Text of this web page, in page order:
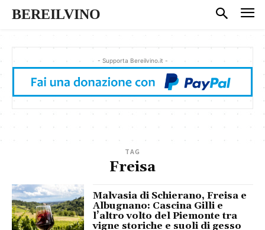
BEREILVINO
- Supporta Bereilvino.it -
TAG
Freisa
Malvasia di Schierano, Freisa e
Albugnano: Cascina Gilli e
l’altro volto del Piemonte tra
vigne storiche e suoli di gesso